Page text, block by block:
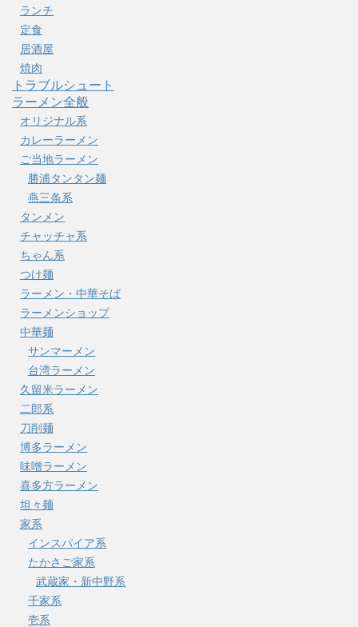
ランチ
定食
居酒屋
焼肉
トラブルシュート
ラーメン全般
オリジナル系
カレーラーメン
ご当地ラーメン
勝浦タンタン麺
燕三条系
タンメン
チャッチャ系
ちゃん系
つけ麺
ラーメン・中華そば
ラーメンショップ
中華麺
サンマーメン
台湾ラーメン
久留米ラーメン
二郎系
刀削麺
博多ラーメン
味噌ラーメン
喜多方ラーメン
坦々麺
家系
インスパイア系
たかさご家系
武蔵家・新中野系
千家系
壱系